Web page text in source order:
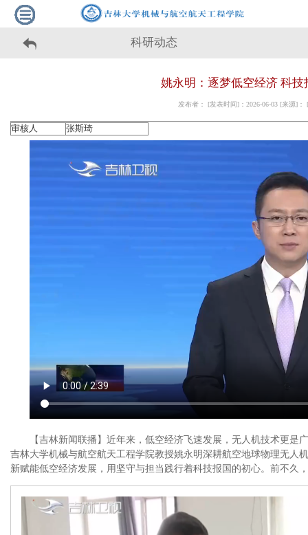
科研动态
姚永明：逐梦低空经济 科技
发布者： [发表时间]：2026-06-03 [来源]
审核人 张斯琦
【吉林新闻联播】近年来，低空经济飞速发展，无人机技术更
吉林大学机械与航空航天工程学院教授姚永明深耕航空地球物理无人
新赋能低空经济发展，用坚守与担当践行着科技报国的初心。前不久